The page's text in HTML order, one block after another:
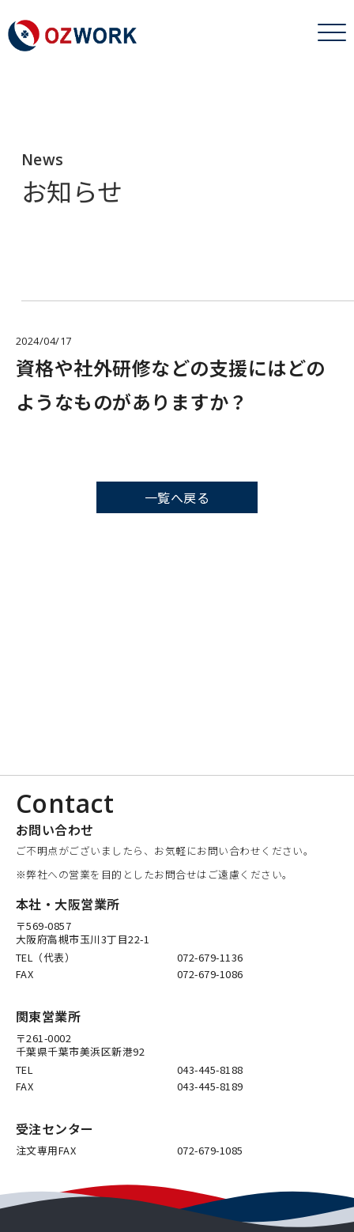
News
お知らせ
2024/04/17
資格や社外研修などの支援にはどの
ようなものがありますか？
一覧へ戻る
Contact
お問い合わせ
ご不明点がございましたら、お気軽にお問い合わせください。
※弊社への営業を目的としたお問合せはご遠慮ください。
本社・大阪営業所
〒569-0857
大阪府高槻市玉川3丁目22-1
TEL（代表）
072-679-1136
FAX
072-679-1086
関東営業所
〒261-0002
千葉県千葉市美浜区新港92
TEL
043-445-8188
FAX
043-445-8189
受注センター
注文専用FAX 072-679-1085